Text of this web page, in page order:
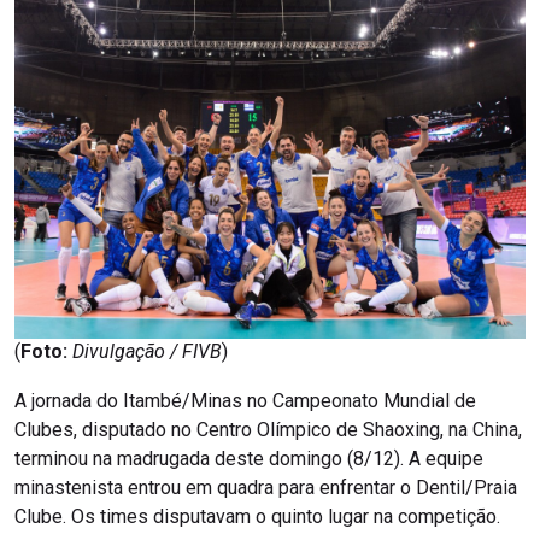
( Foto: Divulgação / FIVB)
A jornada do Itambé/Minas no Campeonato Mundial de
Clubes, disputado no Centro Olímpico de Shaoxing, na China,
terminou na madrugada deste domingo (8/12). A equipe
minastenista entrou em quadra para enfrentar o Dentil/Praia
Clube. Os times disputavam o quinto lugar na competição.